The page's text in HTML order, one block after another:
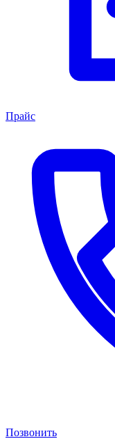
Прайс
Позвонить